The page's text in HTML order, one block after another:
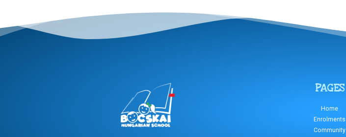
PAGES
Home
Enrolments
Community